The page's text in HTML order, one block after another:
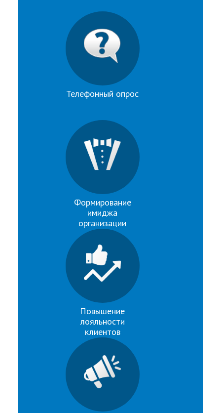
Телефонный опрос
Формирование
имиджа
организации
Повышение
лояльности
клиентов